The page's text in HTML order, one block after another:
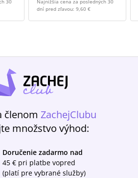
30
Najnižšia cena za posledných 30
dní pred zľavou: 9,60 €
členom ZachejClubu
množstvo výhod:
Doručenie zadarmo nad
45 € pri platbe vopred
(platí pre vybrané služby)